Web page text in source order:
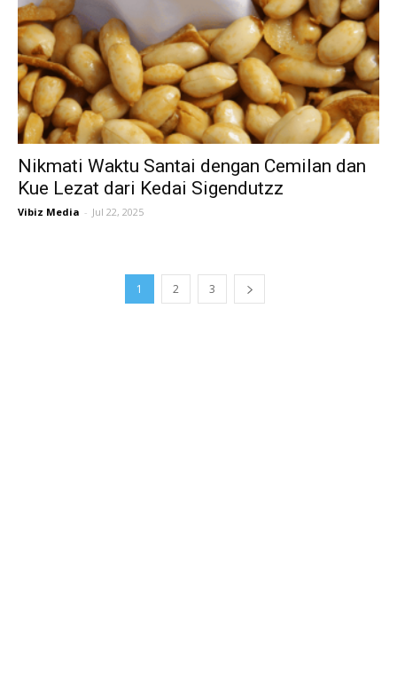
Nikmati Waktu Santai dengan Cemilan dan
Kue Lezat dari Kedai Sigendutzz
Vibiz Media - Jul 22, 2025
1 2 3